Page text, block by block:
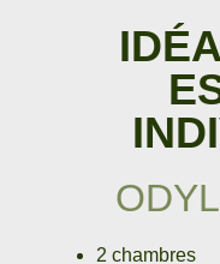
2 chambres